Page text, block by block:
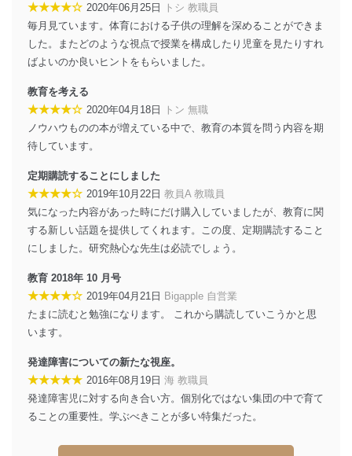
ベース等を取り扱う情報システムを使用する従業
者を識別・認証しています。
外部からの不正アクセス等の防止
個人データを取り扱う機器等のオペレーティング
個人データを取り扱う機器等にセキュリティ対策
ソフトウェア等を導入し、自動更新 機能等の活用
により、これを最新状態としています。
情報システムの使用に伴う漏洩等の防止
メール等により個人データの含まれるファイルを
送信する場合に、当該ファイルへのパスワードを
設定しています。
個人情報保護マネジメントシステムの継続的改善
当社は、内部監査及びマネジメントレビューの機会を通
じて、個人情報保護マネジメントシステムを継続的に改
善し、常に最良の状態を維持します。
苦情及び相談受付け窓口
ステムに関するご相談及び苦情については以下までご連
絡ください。
適切、かつ迅速に対応させていただきます。
株式会社富士山マガジンサービス 個人情報問い合わせ
TEL：0570-200-223
★★★★☆ 2020年06月25日
トシ 教職員
毎月見ています。体育における子供の理解を深めることができま
した。またどのような視点で授業を構成したり児童を見たりすれ
ばよいのか良いヒントをもらいました。
教育を考える
★★★★☆ 2020年04月18日
トン 無職
ノウハウものの本が増えている中で、教育の本質を問う内容を期
待しています。
定期購読することにしました
★★★★☆ 2019年10月22日 教員A 教職員
気になった内容があった時にだけ購入していましたが、教育に関
する新しい話題を提供してくれます。この度、定期購読すること
にしました。研究熱心な先生は必読でしょう。
教育 2018年 10 月号
★★★★☆ 2019年04月21日 Bigapple 自営業
たまに読むと勉強になります。 これから購読していこうかと思
います。
発達障害についての新たな視座。
★★★★★ 2016年08月19日 海 教職員
発達障害児に対する向き合い方。個別化ではない集団の中で育て
ることの重要性。学ぶべきことが多い特集だった。